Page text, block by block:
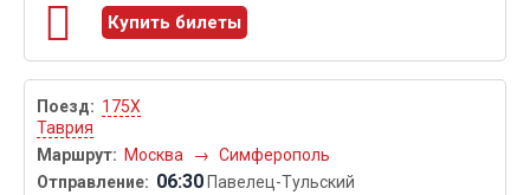
Купить билеты
175Х
Таврия
Москва
→ Симферополь
06:30 Павелец-Тульский